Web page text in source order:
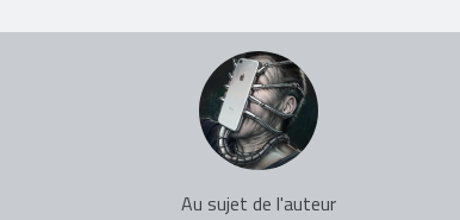
Au sujet de l'auteur